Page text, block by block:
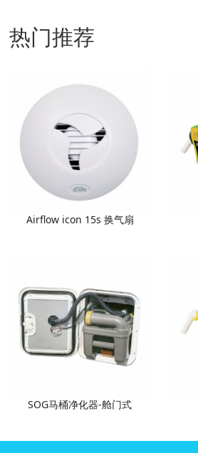
热门推荐
Airflow icon 15s 换气扇
SOG马桶净化器-舱门式